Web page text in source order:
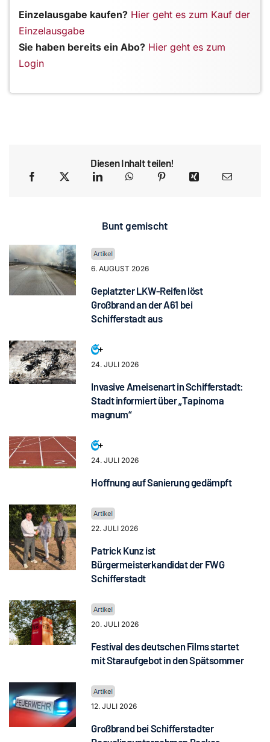
Einzelausgabe kaufen? Hier geht es zum Kauf der
Einzelausgabe
Sie haben bereits ein Abo? Hier geht es zum
Login
Diesen Inhalt teilen!
Bunt gemischt
6. AUGUST 2026
Geplatzter LKW-Reifen löst
Großbrand an der A61 bei
Schifferstadt aus
24. JULI 2026
Invasive Ameisenart in Schifferstadt:
Stadt informiert über „Tapinoma
magnum“
24. JULI 2026
Hoffnung auf Sanierung gedämpft
22. JULI 2026
Patrick Kunz ist
Bürgermeisterkandidat der FWG
Schifferstadt
20. JULI 2026
Festival des deutschen Films startet
mit Staraufgebot in den Spätsommer
12. JULI 2026
Großbrand bei Schifferstadter